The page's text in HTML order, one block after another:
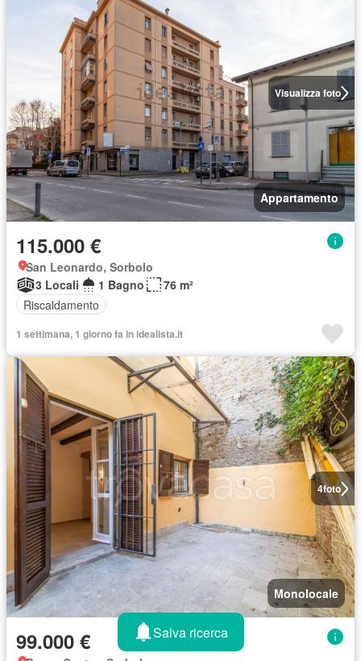
Visualizza foto
Appartamento
115.000 €
San Leonardo, Sorbolo
3 Locali
1 Bagno
76 m²
Riscaldamento
1 settimana, 1 giorno fa in idealista.it
4foto
Monolocale
99.000 € Salva ricerca